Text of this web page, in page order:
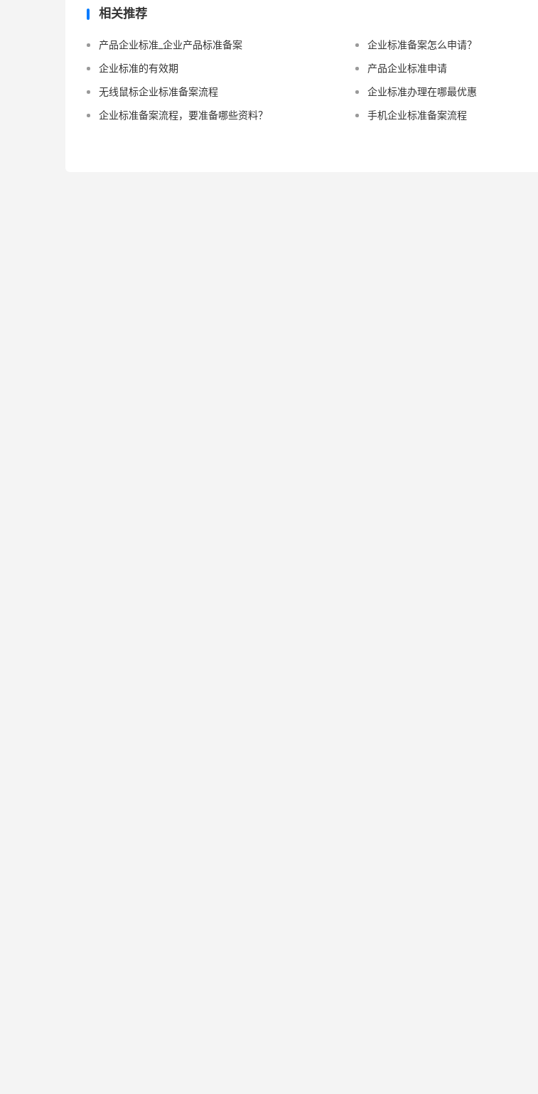
相关推荐
产品企业标准_企业产品标准备案
企业标准备案怎么申请？
企业标准的有效期
产品企业标准申请
无线鼠标企业标准备案流程
企业标准办理在哪最优惠
企业标准备案流程，要准备哪些资料？
手机企业标准备案流程